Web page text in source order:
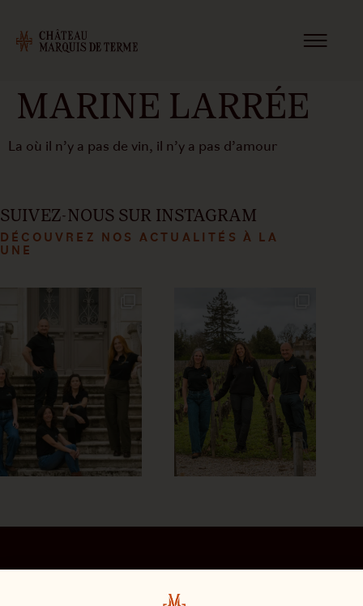
MARINE LARRÉE
La où il n’y a pas de vin, il n’y a pas d’amour
SUIVEZ-NOUS SUR INSTAGRAM
DÉCOUVREZ NOS ACTUALITÉS À LA
UNE